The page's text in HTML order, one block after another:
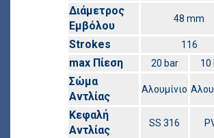
Διάμετρος
Εμβόλου
48 mm
Strokes 116
max Πίεση 20 bar 10
Σώμα
Αντλίας
Αλουμίνιο
Κεφαλή
Αντλίας
SS 316